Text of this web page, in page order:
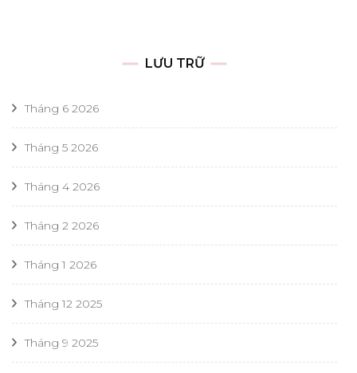
LƯU TRỮ
Tháng 6 2026
Tháng 5 2026
Tháng 4 2026
Tháng 2 2026
Tháng 1 2026
Tháng 12 2025
Tháng 9 2025